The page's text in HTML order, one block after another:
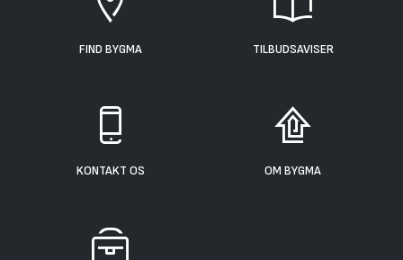
FIND BYGMA TILBUDSAVISER
KONTAKT OS OM BYGMA